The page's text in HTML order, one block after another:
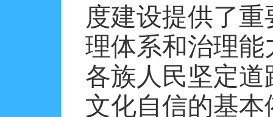
度建设提供了
理体系和治理
各族人民坚定
文化自信的基